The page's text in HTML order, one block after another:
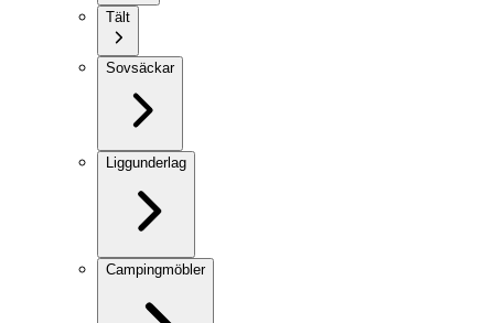
Tält
Sovsäckar
Liggunderlag
Campingmöbler